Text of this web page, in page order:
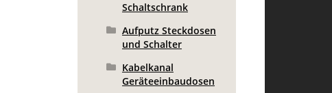
Schaltschrank
Aufputz Steckdosen
und Schalter
Kabelkanal
Geräteeinbaudosen